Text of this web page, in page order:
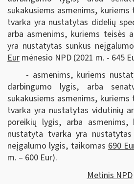
sukakusiems asmenims,
tvarka yra nustatytas didelių
arba asmenims, kuriems teisės
yra nustatytas sunkus
Eur mėnesio NPD (2021 m. - 645
- asmenims, kuriems
darbingumo lygis, arba
sukakusiems asmenims,
tvarka yra nustatytas vidutinių
poreikių lygis, arba
nustatyta tvarka yra
neįgalumo lygis, taikomas690
m. – 600 Eur).
Metinis NPD